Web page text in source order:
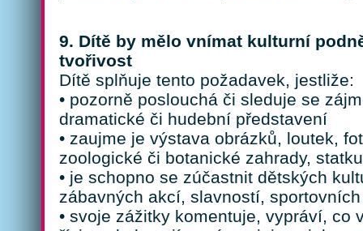
9. Dítě by mělo vnímat kulturní
tvořivost
Dítě splňuje tento požadavek, jestliže:
• pozorně poslouchá či sleduje se
dramatické či hudební představení
• zaujme je výstava obrázků, loutek,
zoologické či botanické zahrady,
• je schopno se zúčastnit dětských
zábavných akcí, slavností,
• svoje zážitky komentuje, vypráví, co